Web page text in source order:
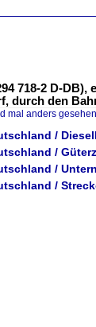
718-2 D-
durch den
mal anders
/
/
/
/